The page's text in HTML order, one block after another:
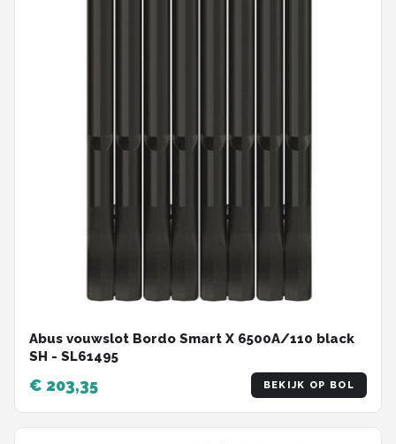
Abus vouwslot Bordo Smart X 6500A/110 black
SH - SL61495
€ 203,35 BEKIJK OP BOL